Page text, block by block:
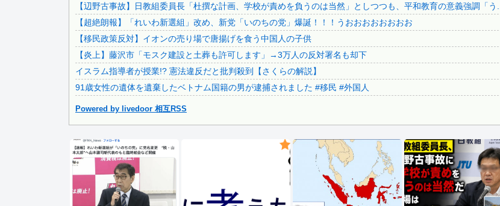
【悲報】共同通信、ガチで逝く・・・・・・
ベッセント財務長官は円高に協力してほしそうにこっちを見て...
実証実験都市「ウーブン・シティ」が一般の居住希望者の募集...
エネ夫に離婚を突きつけたら私の職場(法律事務所)に乗り込...
年収1500万の父が退職。父「退職金も渡したよな？」母「...
嫁と子作り中なんだけどこうなるｗｗｗ
Powered by livedoor 相互RSS
【炎上】藤沢市「モスク建設と土葬も許可します」→3万人の...
91歳女性の遺体を遺棄したベトナム国籍の男が逮捕されまし...
日本旅行キャンセルすべきか…1万年ぶり史上最大級の火山の...
無気力な韓国代表、オーストリアにも0-1で敗北…3月のA...
3.1節がある月なのに…3月のカレンダーに日本の富士山・...
韓国代表、コートジボワールに0対4で完敗＝韓国の反応
Powered by livedoor 相互RSS
【辺野古事故】日教組委員長「杜撰な計画、学校が責めを負うのは当然」としつつも、平和教育の意義強調「う...
【超絶朗報】「れいわ新選組」改め、新党「いのちの党」爆誕！！！うおおおおおおおお
【移民政策反対】イオンの売り場で唐揚げを食う中国人の子供
【炎上】藤沢市「モスク建設と土葬も許可します」→3万人の反対署名も却下
イスラム指導者が授業!? 憲法違反だと批判殺到【さくらの解説】
91歳女性の遺体を遺棄したベトナム国籍の男が逮捕されました #移民 #外国人
Powered by livedoor 相互RSS